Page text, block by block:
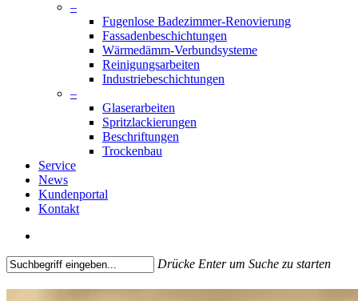
–
Fugenlose Badezimmer-Renovierung
Fassadenbeschichtungen
Wärmedämm-Verbundsysteme
Reinigungsarbeiten
Industriebeschichtungen
–
Glaserarbeiten
Spritzlackierungen
Beschriftungen
Trockenbau
Service
News
Kundenportal
Kontakt
Drücke Enter um Suche zu starten
Search